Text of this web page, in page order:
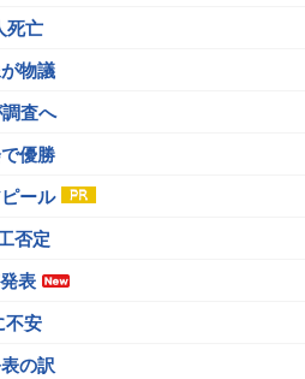
死亡
物議
査へ
優勝
ール
否定
表
不安
の訳